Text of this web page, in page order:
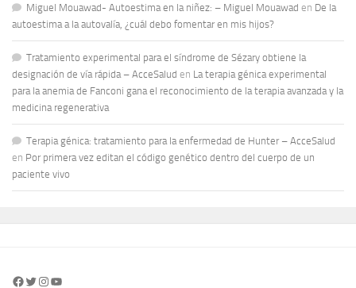
Miguel Mouawad- Autoestima en la niñez: – Miguel Mouawad en De la
autoestima a la autovalía, ¿cuál debo fomentar en mis hijos?
Tratamiento experimental para el síndrome de Sézary obtiene la
designación de vía rápida – AcceSalud en La terapia génica experimental
para la anemia de Fanconi gana el reconocimiento de la terapia avanzada y la
medicina regenerativa
Terapia génica: tratamiento para la enfermedad de Hunter – AcceSalud
en Por primera vez editan el código genético dentro del cuerpo de un
paciente vivo
Facebook
Twitter
Instagram
YouTube